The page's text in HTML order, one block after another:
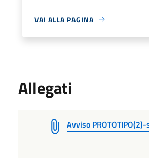
VAI ALLA PAGINA
Allegati
Avviso